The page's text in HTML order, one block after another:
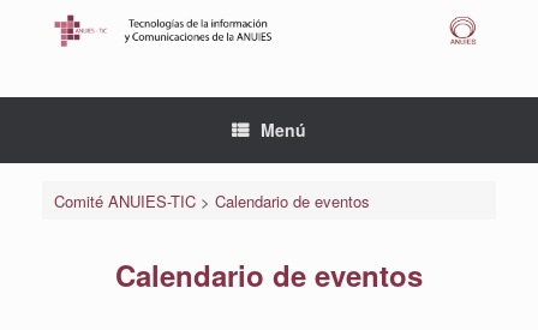
Menú
Comité ANUIES-TIC> Calendario de eventos
Calendario de eventos